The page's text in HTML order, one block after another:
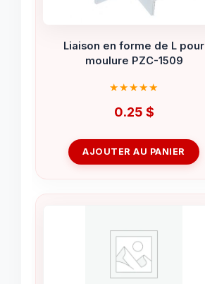
Liaison en forme de L pour
moulure PZC-1509
0.25 $
AJOUTER AU PANIER